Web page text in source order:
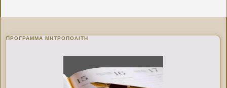
ΠΡΌΓΡΑΜΜΑ ΜΗΤΡΟΠΟΛΊΤΗ